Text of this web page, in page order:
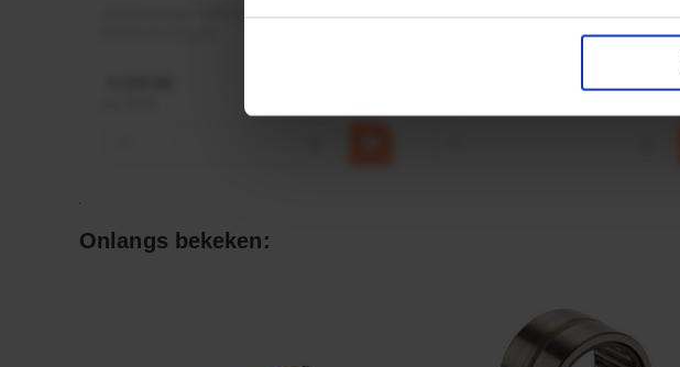
MPPDCM24V2200TP
Artikelnummer:CPR501
Onlangs bekeken: